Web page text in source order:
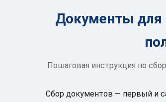
Документы для
Пошаговая инструкция по
Сбор документов — первый и